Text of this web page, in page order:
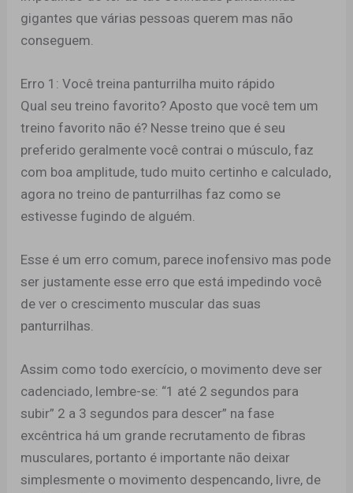
gigantes que várias pessoas querem mas não
conseguem.
Erro 1: Você treina panturrilha muito rápido
Qual seu treino favorito? Aposto que você tem um
treino favorito não é? Nesse treino que é seu
preferido geralmente você contrai o músculo, faz
com boa amplitude, tudo muito certinho e calculado,
agora no treino de panturrilhas faz como se
estivesse fugindo de alguém.
Esse é um erro comum, parece inofensivo mas pode
ser justamente esse erro que está impedindo você
de ver o crescimento muscular das suas
panturrilhas.
Assim como todo exercício, o movimento deve ser
cadenciado, lembre-se: “1 até 2 segundos para
subir” 2 a 3 segundos para descer” na fase
excêntrica há um grande recrutamento de fibras
musculares, portanto é importante não deixar
simplesmente o movimento despencando, livre, de